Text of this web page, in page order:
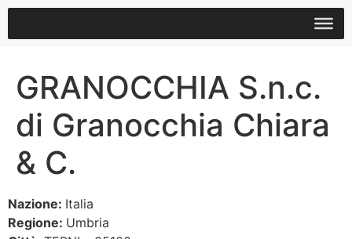
GRANOCCHIA S.n.c.
di Granocchia Chiara
& C.
Nazione: Italia
Regione: Umbria